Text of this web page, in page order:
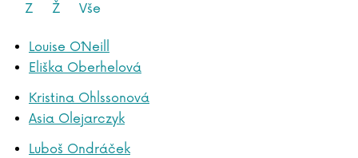
Z
Ž Vše
Louise O´Neill
Eliška Oberhelová
Kristina Ohlssonová
Asia Olejarczyk
Luboš Ondráček